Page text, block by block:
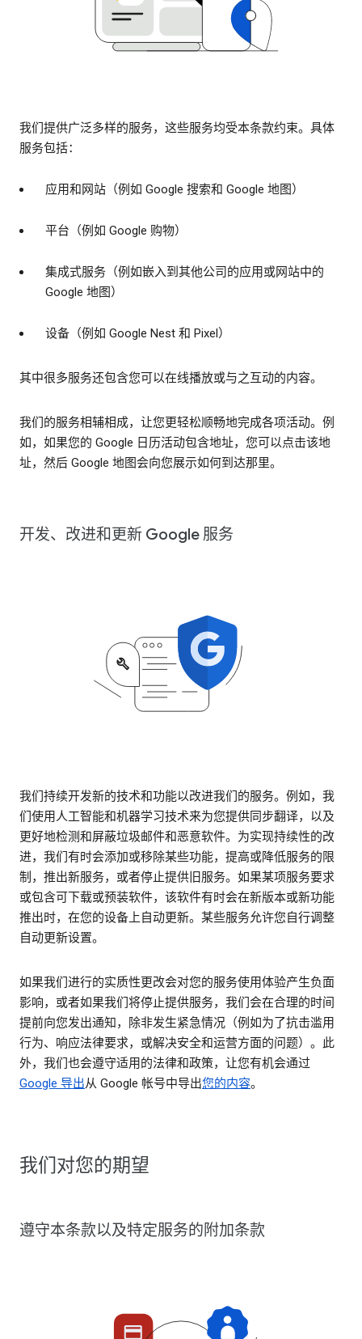
我们提供广泛多样的服务，这些服务均受本条款约束。具体
服务包括：
应用和网站（例如 Google 搜索和 Google 地图）
平台（例如 Google 购物）
集成式服务（例如嵌入到其他公司的应用或网站中的
Google 地图）
设备（例如 Google Nest 和 Pixel）
其中很多服务还包含您可以在线播放或与之互动的内容。
我们的服务相辅相成，让您更轻松顺畅地完成各项活动。例
如，如果您的 Google 日历活动包含地址，您可以点击该地
址，然后 Google 地图会向您展示如何到达那里。
开发、改进和更新 Google 服务
我们持续开发新的技术和功能以改进我们的服务。例如，我
们使用人工智能和机器学习技术来为您提供同步翻译，以及
更好地检测和屏蔽垃圾邮件和恶意软件。为实现持续性的改
进，我们有时会添加或移除某些功能，提高或降低服务的限
制，推出新服务，或者停止提供旧服务。如果某项服务要求
或包含可下载或预装软件，该软件有时会在新版本或新功能
推出时，在您的设备上自动更新。某些服务允许您自行调整
自动更新设置。
如果我们进行的实质性更改会对您的服务使用体验产生负面
影响，或者如果我们将停止提供服务，我们会在合理的时间
提前向您发出通知，除非发生紧急情况（例如为了抗击滥用
行为、响应法律要求，或解决安全和运营方面的问题）。此
外，我们也会遵守适用的法律和政策，让您有机会通过
Google 导出从 Google 帐号中导出您的内容。
我们对您的期望
遵守本条款以及特定服务的附加条款